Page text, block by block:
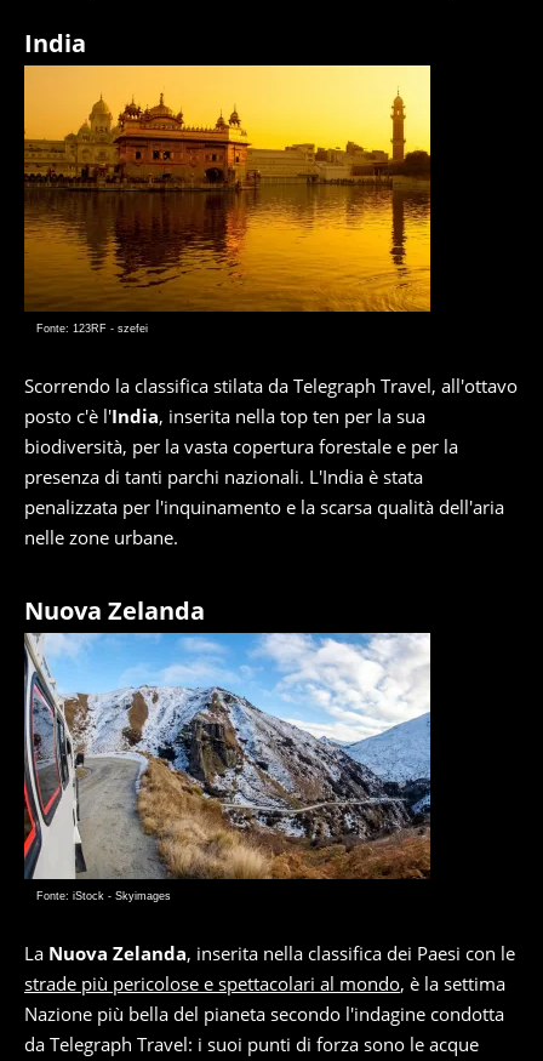
India
Fonte: 123RF - szefei
Scorrendo la classifica stilata da Telegraph Travel, all'ottavo
posto c'è l'India, inserita nella top ten per la sua
biodiversità, per la vasta copertura forestale e per la
presenza di tanti parchi nazionali. L'India è stata
penalizzata per l'inquinamento e la scarsa qualità dell'aria
nelle zone urbane.
Nuova Zelanda
Fonte: iStock - Skyimages
La Nuova Zelanda, inserita nella classifica dei Paesi con le
strade più pericolose e spettacolari al mondo, è la settima
Nazione più bella del pianeta secondo l'indagine condotta
da Telegraph Travel: i suoi punti di forza sono le acque